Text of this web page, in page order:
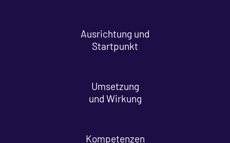
Ausrichtung und
Startpunkt
Umsetzung
und Wirkung
Kompetenzen